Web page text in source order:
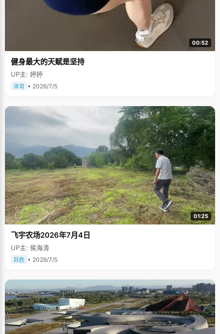
00:52
健身最大的天赋是坚持
UP主: 婷婷
体育 • 2026/7/5
01:25
飞宇农场2026年7月4日
UP主: 侯海涛
跃胜 • 2026/7/5